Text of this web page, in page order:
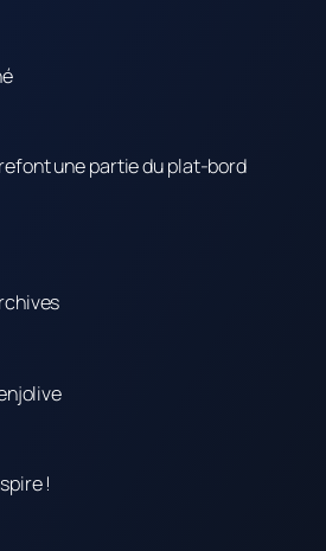
une partie du plat-bord
!